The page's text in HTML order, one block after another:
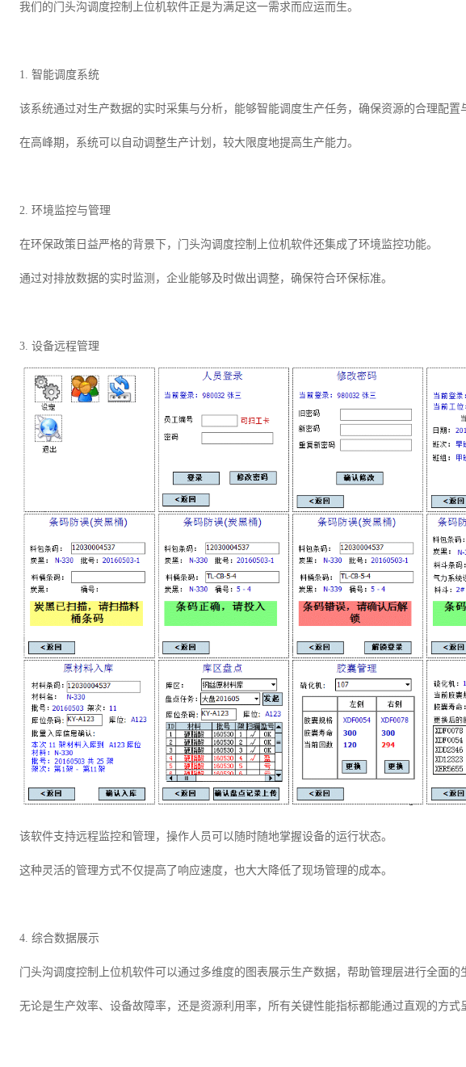
我们的门头沟调度控制上位机软件正是为满足这一需求而应运而生。
1. 智能调度系统
该系统通过对生产数据的实时采集与分析，能够智能调度生产任务，确保资源的合理配置
在高峰期，系统可以自动调整生产计划，较大限度地提高生产能力。
2. 环境监控与管理
在环保政策日益严格的背景下，门头沟调度控制上位机软件还集成了环境监控功能。
通过对排放数据的实时监测，企业能够及时做出调整，确保符合环保标准。
3. 设备远程管理
该软件支持远程监控和管理，操作人员可以随时随地掌握设备的运行状态。
这种灵活的管理方式不仅提高了响应速度，也大大降低了现场管理的成本。
4. 综合数据展示
门头沟调度控制上位机软件可以通过多维度的图表展示生产数据，帮助管理层进行全面的
无论是生产效率、设备故障率，还是资源利用率，所有关键性能指标都能通过直观的方式